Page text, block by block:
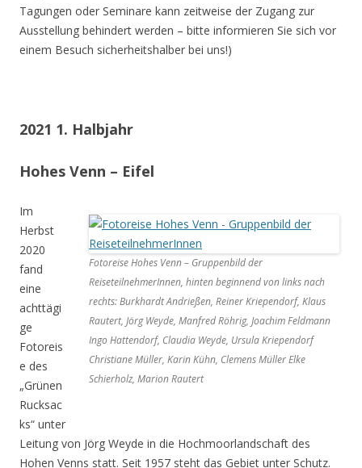
Tagungen oder Seminare kann zeitweise der Zugang zur
Ausstellung behindert werden – bitte informieren Sie sich vor
einem Besuch sicherheitshalber bei uns!)
2021 1. Halbjahr
Hohes Venn – Eifel
Fotoreise Hohes Venn – Gruppenbild der
ReiseteilnehmerInnen, hinten beginnend von links nach
rechts: Burkhardt Andrießen, Reiner Kriependorf, Klaus
Rautert, Jörg Weyde, Manfred Röhrig, Joachim Feldmann
Ingo Hattendorf, Claudia Weyde, Ursula Kriependorf
Christiane Müller, Karin Kühn, Clemens Müller Elke
Schierholz, Marion Rautert
Im
Herbst
2020
fand
eine
achttägi
ge
Fotoreis
e des
„Grünen
Rucksac
ks“ unter
Leitung von Jörg Weyde in die Hochmoorlandschaft des
Hohen Venns statt. Seit 1957 steht das Gebiet unter Schutz.